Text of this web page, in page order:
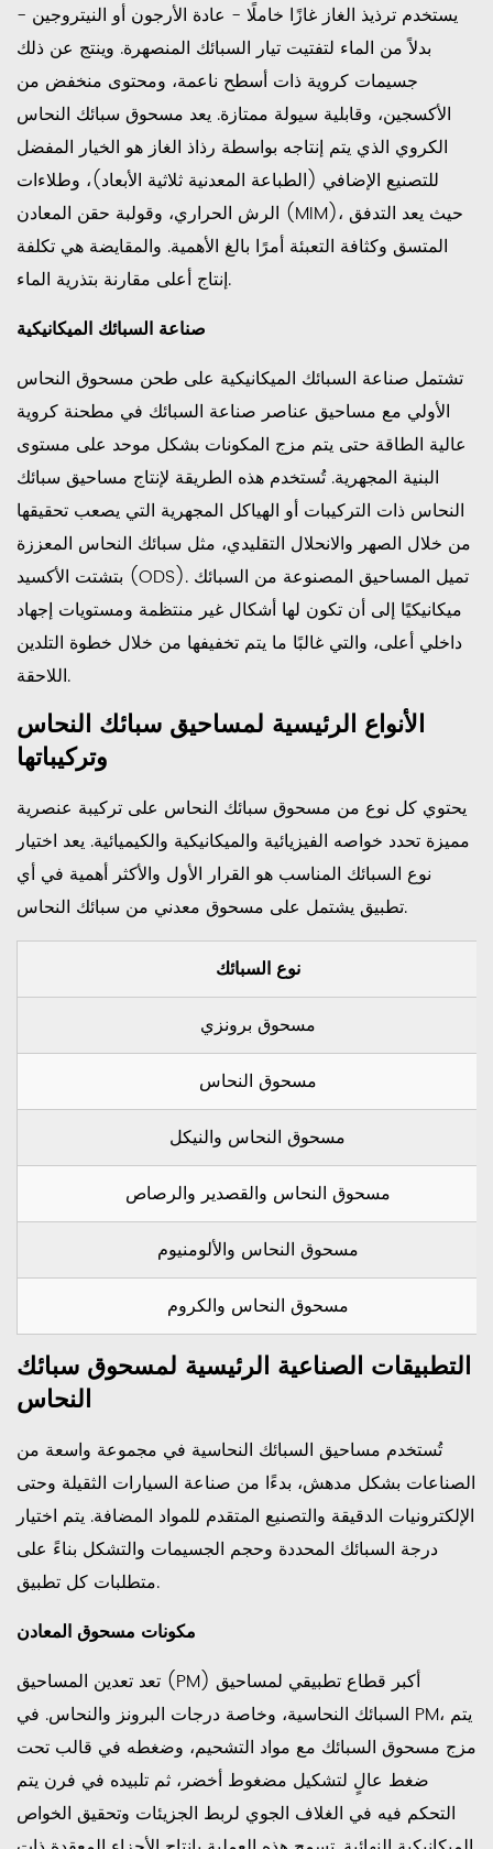
المضاف
والطباعة
المعدنية
ثلاثية
الأبعاد
3.3
طلاءات
الرش
الحراري
3.4
معاجين
واللحام
3.5
مواد
الاحتكاك
3.6
الأحبار
والمعاجين
الموصلة
4
خصائص
المسحوق
الحرجة
وكيف
تؤثر
على
الأداء
4.1
توزيع
حجم
الجسيمات
4.2
4.3
الأكسجين
4.4
5
اعتبارات
المناولة
والسلامة
6
اختيار
مسحوق
سبائك
المناسب
7
اتجاهات
السوق
والاستخدامات
الناشئة
لمسحوق
يستخدم ترذيذ الغاز غازًا خاملًا - عادة الأرجون أو النيتروجين -
بدلاً من الماء لتفتيت تيار السبائك المنصهرة. وينتج عن ذلك
جسيمات كروية ذات أسطح ناعمة، ومحتوى منخفض من
الأكسجين، وقابلية سيولة ممتازة. يعد مسحوق سبائك النحاس
الكروي الذي يتم إنتاجه بواسطة رذاذ الغاز هو الخيار المفضل
للتصنيع الإضافي (الطباعة المعدنية ثلاثية الأبعاد)، وطلاءات
الرش الحراري، وقولبة حقن المعادن (MIM)، حيث يعد التدفق
المتسق وكثافة التعبئة أمرًا بالغ الأهمية. والمقايضة هي تكلفة
إنتاج أعلى مقارنة بتذرية الماء.
صناعة السبائك الميكانيكية
تشتمل صناعة السبائك الميكانيكية على طحن مسحوق النحاس
الأولي مع مساحيق عناصر صناعة السبائك في مطحنة كروية
عالية الطاقة حتى يتم مزج المكونات بشكل موحد على مستوى
البنية المجهرية. تُستخدم هذه الطريقة لإنتاج مساحيق سبائك
النحاس ذات التركيبات أو الهياكل المجهرية التي يصعب تحقيقها
من خلال الصهر والانحلال التقليدي، مثل سبائك النحاس المعززة
بتشتت الأكسيد (ODS). تميل المساحيق المصنوعة من السبائك
ميكانيكيًا إلى أن تكون لها أشكال غير منتظمة ومستويات إجهاد
داخلي أعلى، والتي غالبًا ما يتم تخفيفها من خلال خطوة التلدين
اللاحقة.
الأنواع الرئيسية لمساحيق سبائك النحاس
وتركيباتها
يحتوي كل نوع من مسحوق سبائك النحاس على تركيبة عنصرية
مميزة تحدد خواصه الفيزيائية والميكانيكية والكيميائية. يعد اختيار
نوع السبائك المناسب هو القرار الأول والأكثر أهمية في أي
تطبيق يشتمل على مسحوق معدني من سبائك النحاس.
نوع السبائك
مسحوق برونزي
مسحوق النحاس
مسحوق النحاس والنيكل
مسحوق النحاس والقصدير والرصاص
مسحوق النحاس والألومنيوم
مسحوق النحاس والكروم
التطبيقات الصناعية الرئيسية لمسحوق سبائك
النحاس
تُستخدم مساحيق السبائك النحاسية في مجموعة واسعة من
الصناعات بشكل مدهش، بدءًا من صناعة السيارات الثقيلة وحتى
الإلكترونيات الدقيقة والتصنيع المتقدم للمواد المضافة. يتم اختيار
درجة السبائك المحددة وحجم الجسيمات والتشكل بناءً على
متطلبات كل تطبيق.
مكونات مسحوق المعادن
تعد تعدين المساحيق (PM) أكبر قطاع تطبيقي لمساحيق
السبائك النحاسية، وخاصة درجات البرونز والنحاس. في PM، يتم
مزج مسحوق السبائك مع مواد التشحيم، وضغطه في قالب تحت
ضغط عالٍ لتشكيل مضغوط أخضر، ثم تلبيده في فرن يتم
التحكم فيه في الغلاف الجوي لربط الجزيئات وتحقيق الخواص